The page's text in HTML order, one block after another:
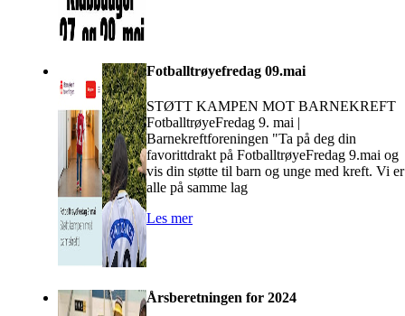
Fotballtrøyefredag 09.mai
STØTT KAMPEN MOT BARNEKREFT
FotballtrøyeFredag 9. mai |
Barnekreftforeningen "Ta på deg din
favorittdrakt på FotballtrøyeFredag 9.mai og
vis din støtte til barn og unge med kreft. Vi er
alle på samme lag
Les mer
Årsberetningen for 2024